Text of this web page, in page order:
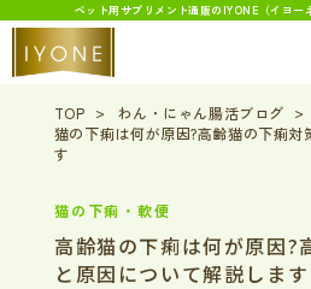
ペット用サプリメント通販のIYONE（イヨ
TOP わん・にゃん腸活ブログ
猫の下痢は何が原因?高齢猫の下痢対
す
猫の下痢・軟便
高齢猫の下痢は何が原因?
と原因について解説します